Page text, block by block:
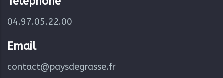
04.97.05.22.00
Email
contact@paysdegrasse.fr